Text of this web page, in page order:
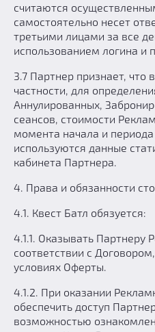
считаются
самостоятельно несет
третьими лицами за все
использованием логина и
3.7 Партнер признает, что
частности, для
Аннулированных,
сеансов, стоимости
момента начала и периода
используются данные
кабинета Партнера.
4. Права и обязанности
4.1. Квест Батл обязуется:
4.1.1. Оказывать Партнеру
соответствии с
условиях Оферты.
4.1.2. При оказании
обеспечить доступ
возможностью